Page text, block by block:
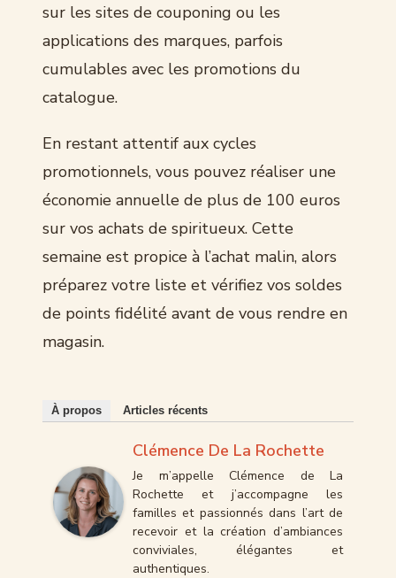
sur les sites de couponing ou les
applications des marques, parfois
cumulables avec les promotions du
catalogue.
En restant attentif aux cycles
promotionnels, vous pouvez réaliser une
économie annuelle de plus de 100 euros
sur vos achats de spiritueux. Cette
semaine est propice à l’achat malin, alors
préparez votre liste et vérifiez vos soldes
de points fidélité avant de vous rendre en
magasin.
À propos Articles récents
Clémence De La Rochette
Je m’appelle Clémence de La
Rochette et j’accompagne les
familles et passionnés dans l’art de
recevoir et la création d’ambiances
conviviales, élégantes et
authentiques.